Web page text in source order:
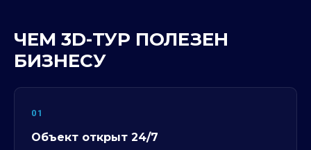
ЧЕМ 3D-ТУР ПОЛЕЗЕН
БИЗНЕСУ
01
Объект открыт 24/7